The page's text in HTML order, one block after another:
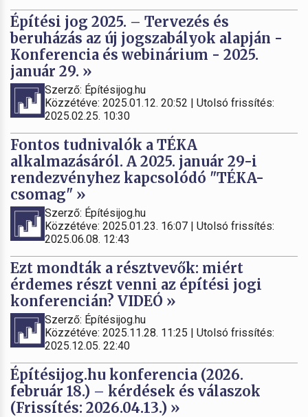
Építési jog 2025. – Tervezés és
beruházás az új jogszabályok alapján -
Konferencia és webinárium - 2025.
január 29. »
Szerző: Építésijog.hu
Közzétéve: 2025.01.12. 20:52 | Utolsó frissítés:
2025.02.25. 10:30
Fontos tudnivalók a TÉKA
alkalmazásáról. A 2025. január 29-i
rendezvényhez kapcsolódó "TÉKA-
csomag" »
Szerző: Építésijog.hu
Közzétéve: 2025.01.23. 16:07 | Utolsó frissítés:
2025.06.08. 12:43
Ezt mondták a résztvevők: miért
érdemes részt venni az építési jogi
konferencián? VIDEÓ »
Szerző: Építésijog.hu
Közzétéve: 2025.11.28. 11:25 | Utolsó frissítés:
2025.12.05. 22:40
Építésijog.hu konferencia (2026.
február 18.) – kérdések és válaszok
(Frissítés: 2026.04.13.) »